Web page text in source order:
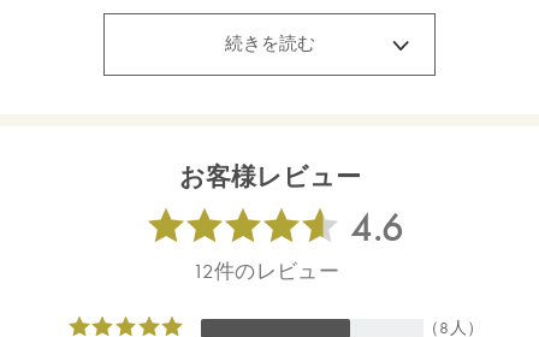
■エッフェオーガニック モアブライトニング クレンジングリキッ
■エッフェオーガニック モアブライトニング ジェルウォッシュ ミ
■エッフェオーガニック モアブライトニング クレンジングリキッ
■エッフェオーガニック モアブライトニング ジェルウォッシュ ミ
■エッフェオーガニック モアブライトニング ローション ミニ：
続きを読む
お客様レビュー